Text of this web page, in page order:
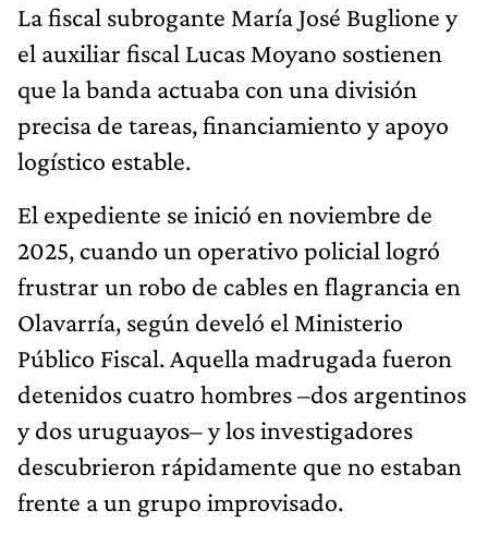
La fiscal subrogante María José Buglione y
el auxiliar fiscal Lucas Moyano sostienen
que la banda actuaba con una división
precisa de tareas, financiamiento y apoyo
logístico estable.
El expediente se inició en noviembre de
2025, cuando un operativo policial logró
frustrar un robo de cables en flagrancia en
Olavarría, según develó el Ministerio
Público Fiscal. Aquella madrugada fueron
detenidos cuatro hombres –dos argentinos
y dos uruguayos– y los investigadores
descubrieron rápidamente que no estaban
frente a un grupo improvisado.